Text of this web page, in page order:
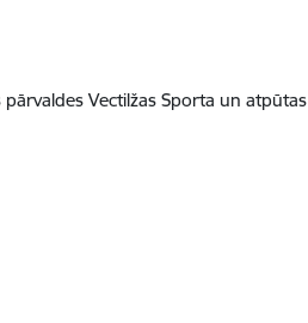
Vectilžas Sporta un atpūtas